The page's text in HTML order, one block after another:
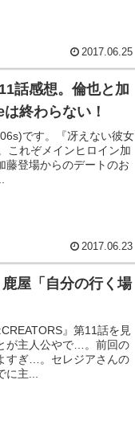
2017.06.25
話感想。倫也と加
終わらない！
です。『冴えない彼女
これぞメインヒロイン加
藤登場からのデートのお
2017.06.23
屋「自分の行く場
』第11話を見
が主人公やで…。前回の
すぎ…。セレジアさんの
に主...